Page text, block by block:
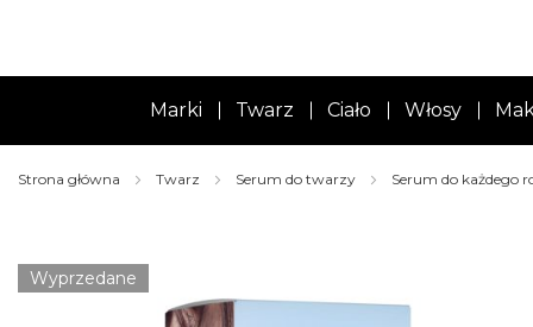
Marki Twarz Ciało Włosy
Strona główna Twarz Serum do twarzy Serum do każdego
the
end
Wyprzedane